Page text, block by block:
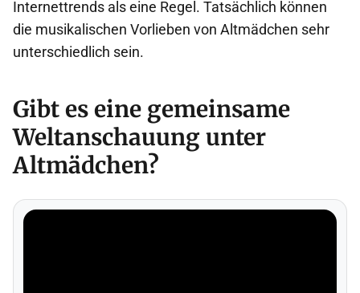
Internettrends als eine Regel. Tatsächlich können
die musikalischen Vorlieben von Altmädchen sehr
unterschiedlich sein.
Gibt es eine gemeinsame
Weltanschauung unter
Altmädchen?